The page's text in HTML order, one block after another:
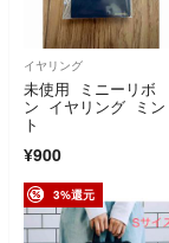
イヤリング
未使用 ミニーリボ
ン イヤリング ミン
ト
¥900
3%還元